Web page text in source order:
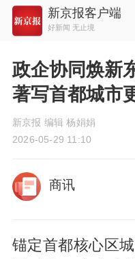
新京报客户端
好新闻 无止境
政企协同焕新
著写首都城市
新京报 编辑 杨娟娟
2026-05-29 11:10
商讯
锚定首都核心区